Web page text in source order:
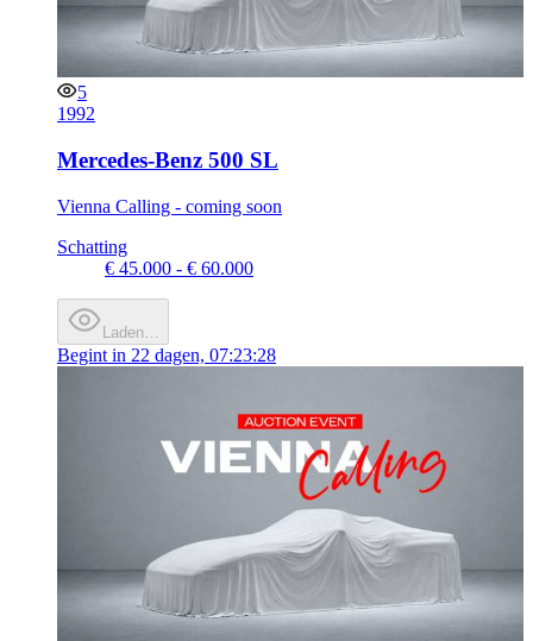
5
1992
Mercedes-Benz 500 SL
Vienna Calling - coming soon
Schatting
€ 45.000 - € 60.000
Laden…
Begint in 22 dagen, 07:23:28